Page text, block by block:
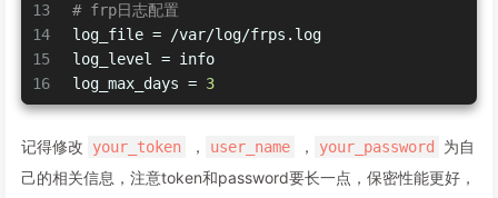
13
14
15
16
# frp日志配置
log_file = /var/log/frps.log
log_level = info
log_max_days = 3
记得修改 your_token ， user_name ， your_password
为自
己的相关信息，注意token和password要长一点，保密性能更好，